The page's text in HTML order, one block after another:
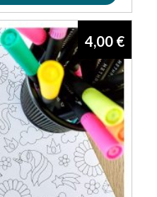
4,00 €